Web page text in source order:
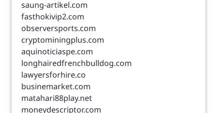
saung-artikel.com
fasthokivip2.com
observersports.com
cryptominingplus.com
aquinoticiaspe.com
longhairedfrenchbulldog.com
lawyersforhire.co
businemarket.com
matahari88play.net
moneydescriptor.com